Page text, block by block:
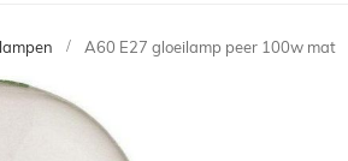
A60 E27 gloeilamp peer 100w mat